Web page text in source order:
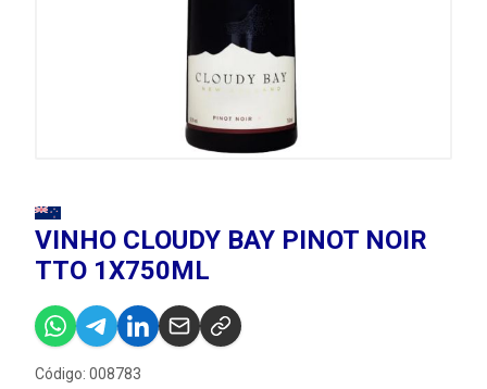
VINHO CLOUDY BAY PINOT NOIR
TTO 1X750ML
Código: 008783